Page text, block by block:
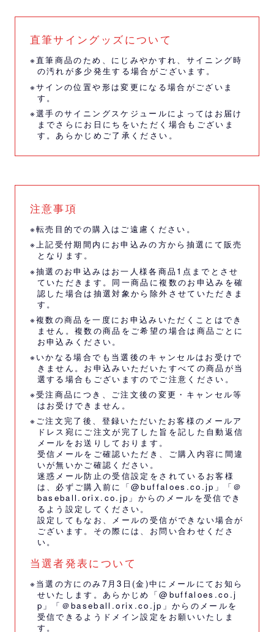
直筆サイングッズについて
※直筆商品のため、にじみやかすれ、サイニング時
の汚れが多少発生する場合がございます。
※サインの位置や形は変更になる場合がございま
す。
※選手のサイニングスケジュールによってはお届け
までさらにお日にちをいただく場合もございま
す。あらかじめご了承ください。
注意事項
※転売目的での購入はご遠慮ください。
※上記受付期間内にお申込みの方から抽選にて販売
となります。
※抽選のお申込みはお一人様各商品1点までとさせ
ていただきます。同一商品に複数のお申込みを確
認した場合は抽選対象から除外させていただきま
す。
※複数の商品を一度にお申込みいただくことはでき
ません。複数の商品をご希望の場合は商品ごとに
お申込みください。
※いかなる場合でも当選後のキャンセルはお受けで
きません。お申込みいただいたすべての商品が当
選する場合もございますのでご注意ください。
※受注商品につき、ご注文後の変更・キャンセル等
はお受けできません。
※ご注文完了後、登録いただいたお客様のメールア
ドレス宛にご注文が完了した旨を記した自動返信
メールをお送りしております。
受信メールをご確認いただき、ご購入内容に間違
いが無いかご確認ください。
迷惑メール防止の受信設定をされているお客様
は、必ずご購入前に「@buffaloes.co.jp」「＠
baseball.orix.co.jp」からのメールを受信でき
るよう設定してください。
設定してもなお、メールの受信ができない場合が
ございます。その際には、 お問い合わせくださ
い。
当選者発表について
※当選の方にのみ7月3日(金)中にメールにてお知ら
せいたします。あらかじめ「@buffaloes.co.j
p」「＠baseball.orix.co.jp」からのメールを
受信できるようドメイン設定をお願いいたしま
す。